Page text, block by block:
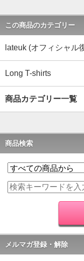
この商品のカテゴリー
lateuk (オフィシャル
Long T-shirts
商品カテゴリー一覧
商品検索
メルマガ登録・解除